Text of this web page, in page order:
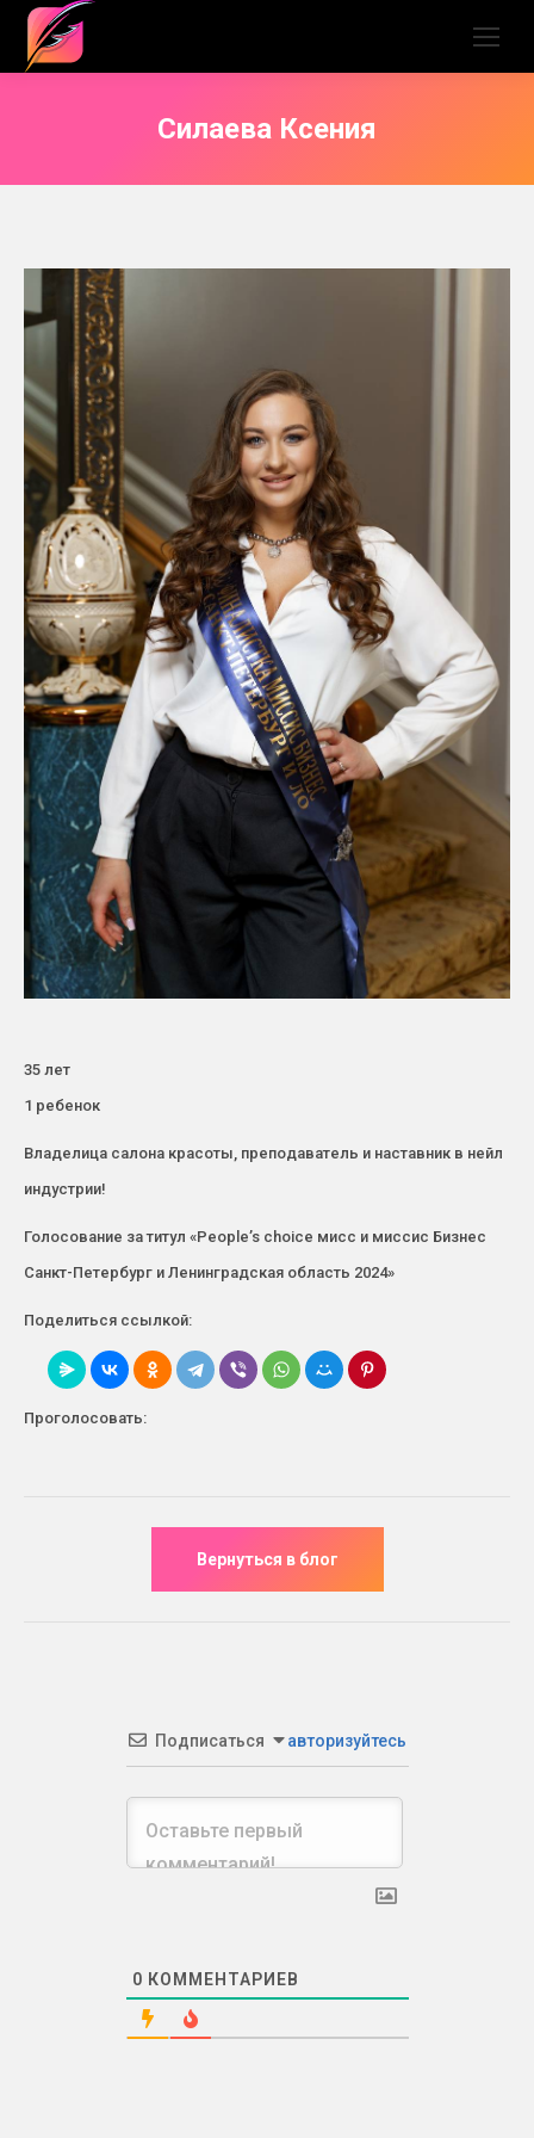
Силаева Ксения
35 лет
1 ребенок
Владелица салона красоты, преподаватель и наставник в нейл
индустрии!
Голосование за титул «People’s choice мисс и миссис Бизнес
Санкт-Петербург и Ленинградская область 2024»
Поделиться ссылкой:
Проголосовать:
Подписаться авторизуйтесь
0 КОММЕНТАРИЕВ